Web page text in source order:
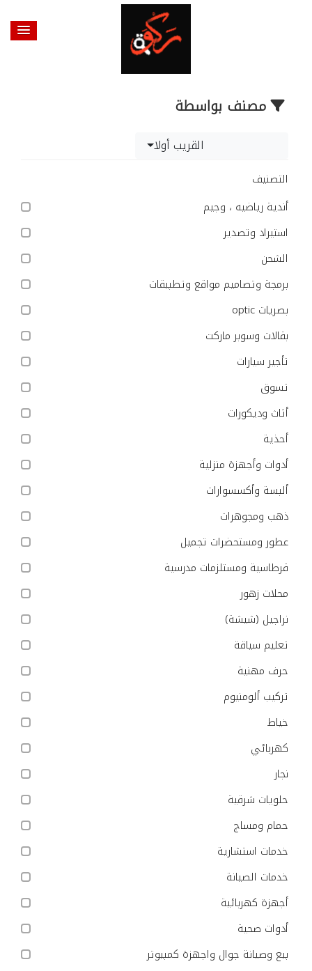
مصنف بواسطة
القريب أولا
التصنيف
أندية رياضيه ، وجيم
استيراد وتصدير
الشحن
برمجة وتصاميم مواقع وتطبيقات
بصريات optic
بقالات وسوبر ماركت
تأجير سيارات
تسوق
أثاث وديكورات
أحذية
أدوات وأجهزة منزلية
ألبسة وأكسسوارات
ذهب ومجوهرات
عطور ومستحضرات تجميل
قرطاسية ومستلزمات مدرسية
محلات زهور
نراجيل (شيشة)
تعليم سياقة
حرف مهنية
تركيب ألومنيوم
خياط
كهربائي
نجار
حلويات شرقية
حمام ومساج
خدمات استشارية
خدمات الصيانة
أجهزة كهربائية
أدوات صحية
بيع وصيانة جوال واجهزة كمبيوتر